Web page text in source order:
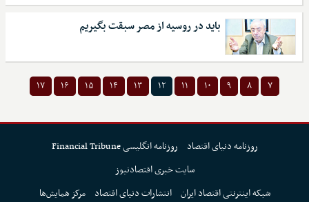
باید در روسیه از مصر سبقت بگیریم
۷ ۸ ۹ ۱۰ ۱۱ ۱۲ ۱۳ ۱۴ ۱۵ ۱۶ ۱۷
روزنامه دنیای اقتصاد
روزنامه انگلیسی Financial Tribune
سایت خبری اقتصادنیوز
شبکه اینترنتی اقتصاد ایران انتشارات دنیای اقتصاد مرکز همایش‌ها